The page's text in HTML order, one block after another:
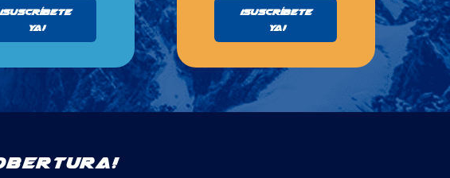
¡Suscríbete
ya!
¡Suscríbete
ya!